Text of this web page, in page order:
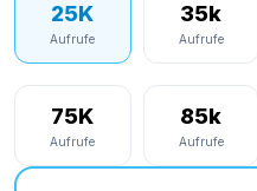
25K
Aufrufe
35k
Aufrufe
75K
Aufrufe
85k
Aufrufe